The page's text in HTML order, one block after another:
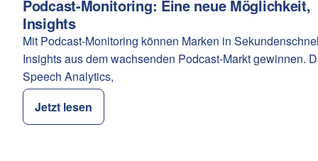
Kategorie:
Podcast-Monitoring: Eine neue Möglichkeit,
Insights
Mit Podcast-Monitoring können Marken in
Insights aus dem wachsenden Podcast-Markt gewinnen.
Speech Analytics,
Jetzt lesen